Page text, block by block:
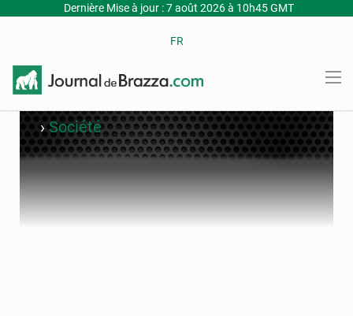
Dernière Mise à jour : 7 août 2026 à 10h45 GMT
FR
›Société